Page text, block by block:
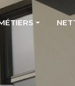
thermique
projeté